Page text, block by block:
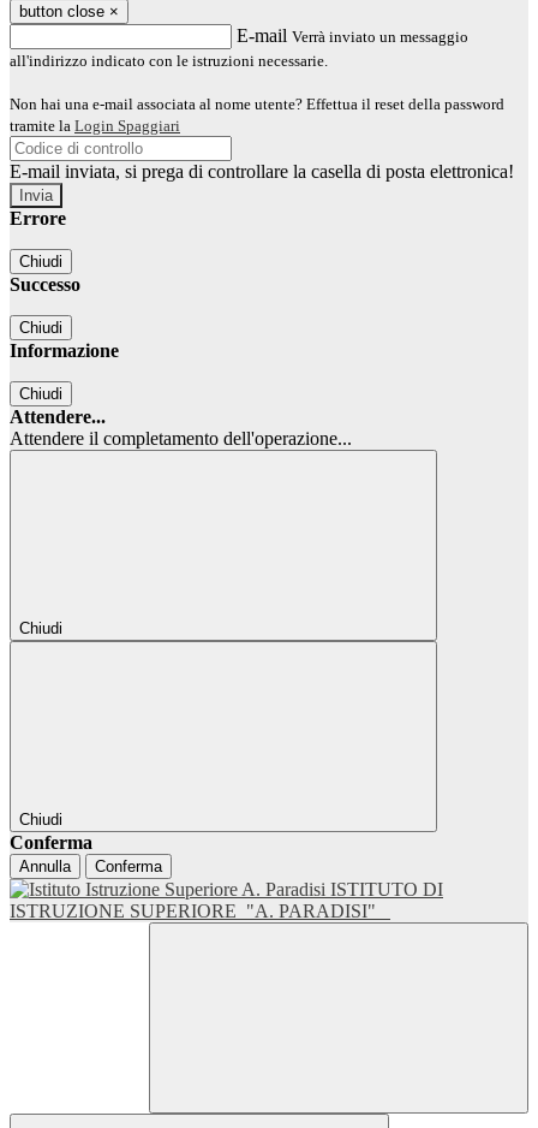
button close ×
E-mail Verrà inviato un messaggio
all'indirizzo indicato con le istruzioni necessarie.
Non hai una e-mail associata al nome utente? Effettua il reset della password
tramite la Login Spaggiari
E-mail inviata, si prega di controllare la casella di posta elettronica!
Errore
Chiudi
Successo
Chiudi
Informazione
Chiudi
Attendere...
Attendere il completamento dell'operazione...
Chiudi
Chiudi
Conferma
Annulla Conferma
ISTITUTO DI
ISTRUZIONE SUPERIORE "A. PARADISI"